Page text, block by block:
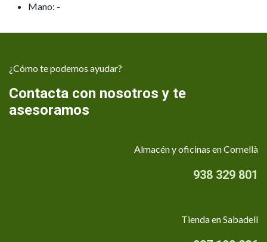
Mano: -
¿Cómo te podemos ayudar?
Contacta con nosotros y te
asesoramos
Almacén y oficinas en Cornellà
938 329 801
Tienda en Sabadell